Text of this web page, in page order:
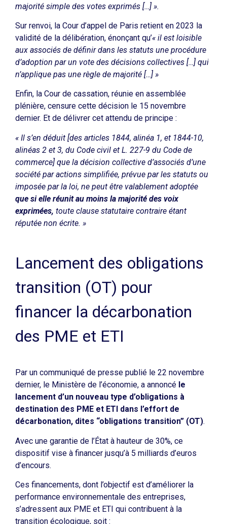
majorité simple des votes exprimés […] ».
Sur renvoi, la Cour d’appel de Paris retient en 2023 la
validité de la délibération, énonçant qu’« il est loisible
aux associés de définir dans les statuts une procédure
d’adoption par un vote des décisions collectives […] qui
n’applique pas une règle de majorité […] »
Enfin, la Cour de cassation, réunie en assemblée
plénière, censure cette décision le 15 novembre
dernier. Et de délivrer cet attendu de principe :
« Il s’en déduit [des articles 1844, alinéa 1, et 1844-10,
alinéas 2 et 3, du Code civil et L. 227-9 du Code de
commerce] que la décision collective d’associés d’une
société par actions simplifiée, prévue par les statuts ou
imposée par la loi, ne peut être valablement adoptée
que si elle réunit au moins la majorité des voix
exprimées, toute clause statutaire contraire étant
réputée non écrite. »
Lancement des obligations
transition (OT) pour
financer la décarbonation
des PME et ETI
Par un communiqué de presse publié le 22 novembre
dernier, le Ministère de l’économie, a annoncé le
lancement d’un nouveau type d’obligations à
destination des PME et ETI dans l’effort de
décarbonation, dites “obligations transition” (OT).
Avec une garantie de l’État à hauteur de 30%, ce
dispositif vise à financer jusqu’à 5 milliards d’euros
d’encours.
Ces financements, dont l’objectif est d’améliorer la
performance environnementale des entreprises,
s’adressent aux PME et ETI qui contribuent à la
transition écologique, soit :